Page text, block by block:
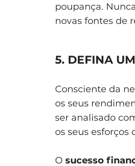
poupança.
novas fontes de
5. DEFINA
Consciente da
os seus
ser analisado
os seus
O sucesso